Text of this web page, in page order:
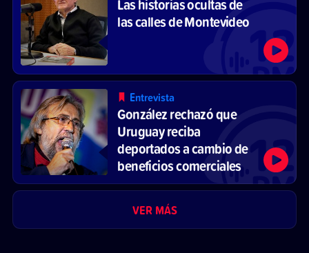
Las historias ocultas de
las calles de Montevideo
Entrevista
González rechazó que
Uruguay reciba
deportados a cambio de
beneficios comerciales
VER MÁS